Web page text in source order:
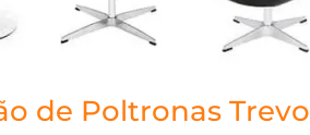
de Poltronas Trevo